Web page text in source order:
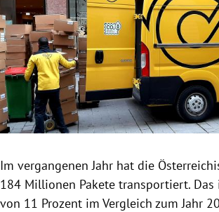
Untermenü
Untermenü
Untermenü
Untermenü
Untermenü
Im vergangenen Jahr hat die
184 Millionen Pakete transportiert. Das
von 11 Prozent im Vergleich zum Jahr